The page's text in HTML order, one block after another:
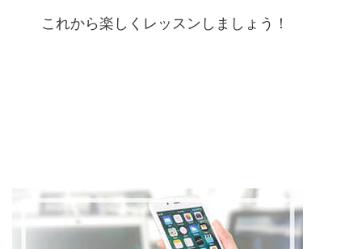
これから楽しくレッスンしましょう！